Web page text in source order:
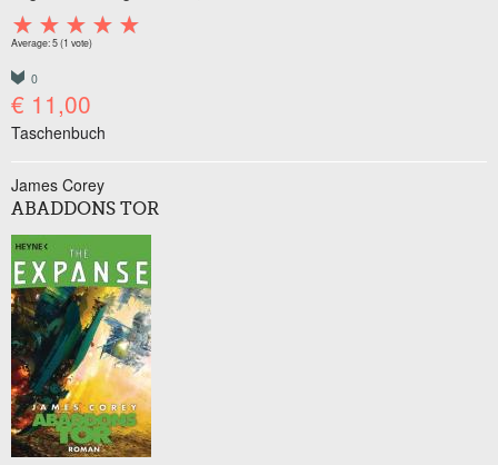
Average:5(1 vote)
0
€ 11,00
Taschenbuch
James Corey
ABADDONS TOR